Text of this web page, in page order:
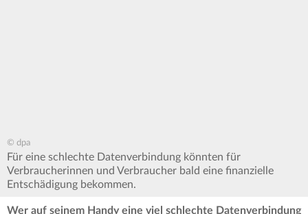
© dpa
Für eine schlechte Datenverbindung könnten für
Verbraucherinnen und Verbraucher bald eine finanzielle
Entschädigung bekommen.
Wer auf seinem Handy eine viel schlechte Datenverbindung